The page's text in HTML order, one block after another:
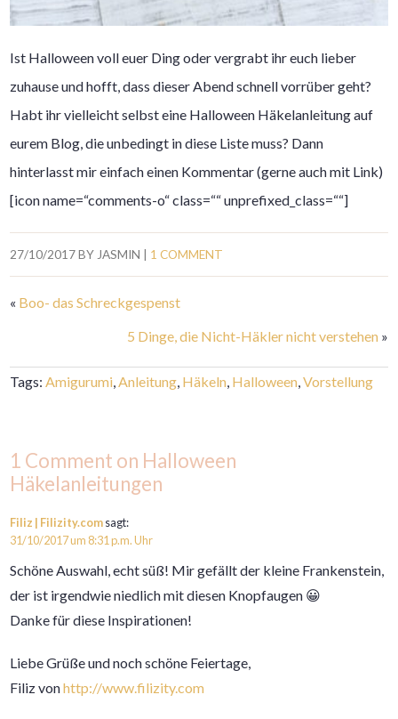
Ist Halloween voll euer Ding oder vergrabt ihr euch lieber
zuhause und hofft, dass dieser Abend schnell vorrüber geht?
Habt ihr vielleicht selbst eine Halloween Häkelanleitung auf
eurem Blog, die unbedingt in diese Liste muss? Dann
hinterlasst mir einfach einen Kommentar (gerne auch mit Link)
[icon name=“comments-o“ class=““ unprefixed_class=““]
27/10/2017BY JASMIN 1 COMMENT
« Boo- das Schreckgespenst
5 Dinge, die Nicht-Häkler nicht verstehen »
Tags: Amigurumi Anleitung Häkeln Halloween ,Vorstellung
1 Comment on Halloween
Häkelanleitungen
Filiz | Filizity.comsagt:
31/10/2017 um 8:31 p.m. Uhr
Schöne Auswahl, echt süß! Mir gefällt der kleine Frankenstein,
der ist irgendwie niedlich mit diesen Knopfaugen 😀
Danke für diese Inspirationen!
Liebe Grüße und noch schöne Feiertage,
Filiz vonhttp://www.filizity.com